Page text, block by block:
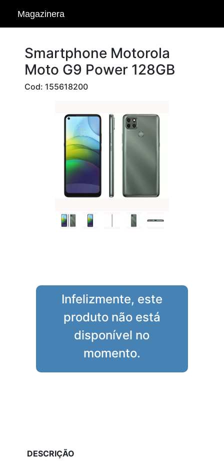
Magazinera
Smartphone Motorola
Moto G9 Power 128GB
Cod: 155618200
Infelizmente, este
produto não está
disponível no
momento.
DESCRIÇÃO